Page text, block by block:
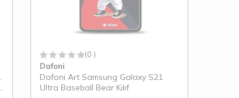
(0 )
Dafoni
Dafoni Art Samsung Galaxy S21
Ultra Baseball Bear Kılıf